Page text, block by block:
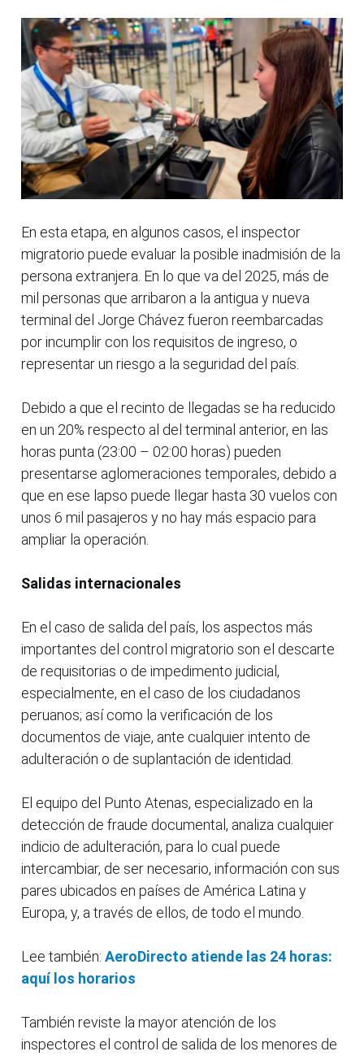
En esta etapa, en algunos casos, el inspector
migratorio puede evaluar la posible inadmisión de la
persona extranjera. En lo que va del 2025, más de
mil personas que arribaron a la antigua y nueva
terminal del Jorge Chávez fueron reembarcadas
por incumplir con los requisitos de ingreso, o
representar un riesgo a la seguridad del país.
Debido a que el recinto de llegadas se ha reducido
en un 20% respecto al del terminal anterior, en las
horas punta (23:00 – 02:00 horas) pueden
presentarse aglomeraciones temporales, debido a
que en ese lapso puede llegar hasta 30 vuelos con
unos 6 mil pasajeros y no hay más espacio para
ampliar la operación.
Salidas internacionales
En el caso de salida del país, los aspectos más
importantes del control migratorio son el descarte
de requisitorias o de impedimento judicial,
especialmente, en el caso de los ciudadanos
peruanos; así como la verificación de los
documentos de viaje, ante cualquier intento de
adulteración o de suplantación de identidad.
El equipo del Punto Atenas, especializado en la
detección de fraude documental, analiza cualquier
indicio de adulteración, para lo cual puede
intercambiar, de ser necesario, información con sus
pares ubicados en países de América Latina y
Europa, y, a través de ellos, de todo el mundo.
Lee también: AeroDirecto atiende las 24 horas:
aquí los horarios
También reviste la mayor atención de los
inspectores el control de salida de los menores de